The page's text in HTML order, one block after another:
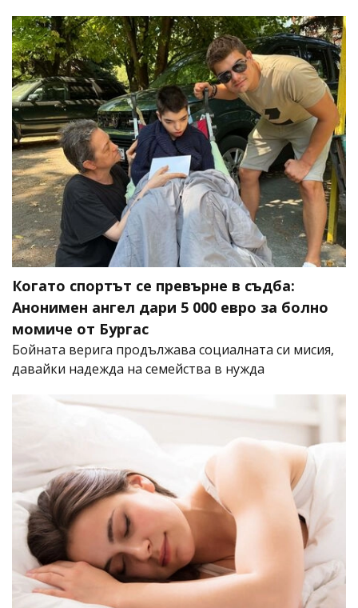
Когато спортът се превърне в съдба:
Анонимен ангел дари 5 000 евро за болно
момиче от Бургас
Бойната верига продължава социалната си мисия,
давайки надежда на семейства в нужда